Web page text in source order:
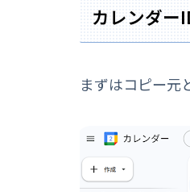
カレンダー
まずはコピー元